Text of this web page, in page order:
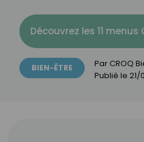
Découvrez les 11 menus
BIEN-ÊTRE Par CROQ
Publié le 21/